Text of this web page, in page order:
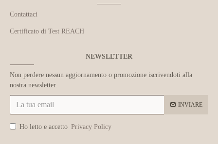
Contattaci
Certificato di Test REACH
NEWSLETTER
Non perdere nessun aggiornamento o promozione iscrivendoti alla
nostra newsletter.
INVIARE
Ho letto e accetto Privacy Policy